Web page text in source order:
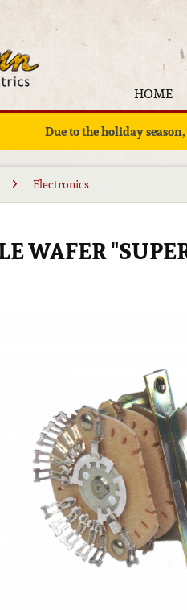
HOME
Due to the holiday
Electronics
WAFER